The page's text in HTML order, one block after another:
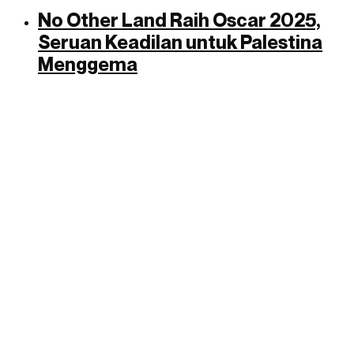
No Other Land Raih Oscar 2025,
Seruan Keadilan untuk Palestina
Menggema